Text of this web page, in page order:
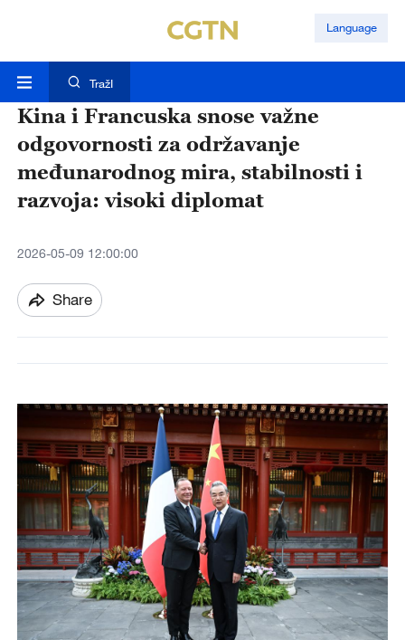
Language
TražI
Kina i Francuska snose važne
odgovornosti za održavanje
međunarodnog mira, stabilnosti i
razvoja: visoki diplomat
2026-05-09 12:00:00
Share